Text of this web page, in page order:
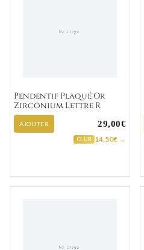
Pendentif Plaqué Or
Zirconium Lettre R
AJOUTER 29,00€
CLUB 14,50€ →